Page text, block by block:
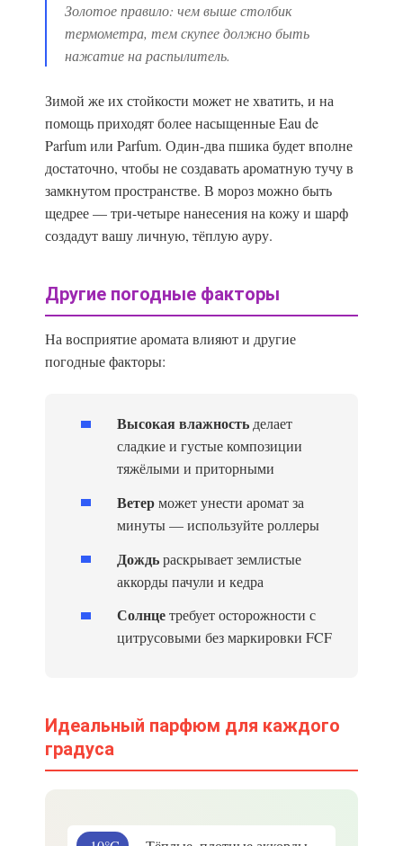
Золотое правило: чем выше столбик
термометра, тем скупее должно быть
нажатие на распылитель.
Зимой же их стойкости может не хватить, и на
помощь приходят более насыщенные Eau de
Parfum или Parfum. Один-два пшика будет вполне
достаточно, чтобы не создавать ароматную тучу в
замкнутом пространстве. В мороз можно быть
щедрее — три-четыре нанесения на кожу и шарф
создадут вашу личную, тёплую ауру.
Другие погодные факторы
На восприятие аромата влияют и другие
погодные факторы:
Высокая влажность делает
сладкие и густые композиции
тяжёлыми и приторными
Ветерможет унести аромат за
минуты — используйте роллеры
Дождьраскрывает землистые
аккорды пачули и кедра
Солнцетребует осторожности с
цитрусовыми без маркировки FCF
Идеальный парфюм для каждого
градуса